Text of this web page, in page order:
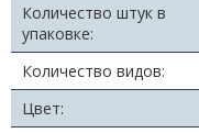
Количество штук в
упаковке:
Количество видов:
Цвет: